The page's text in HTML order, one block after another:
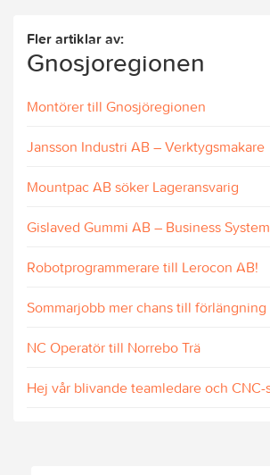
Fler artiklar av:
Gnosjoregionen
Montörer till Gnosjöregionen
Jansson Industri AB – Verktygsmakare
Mountpac AB söker Lageransvarig
Gislaved Gummi AB – Business
Robotprogrammerare till Lerocon AB!
Sommarjobb mer chans till förlängning
NC Operatör till Norrebo Trä
Hej vår blivande teamledare och CNC-